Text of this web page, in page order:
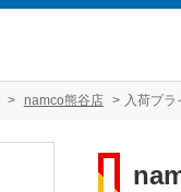
namco熊谷店 入荷プラ